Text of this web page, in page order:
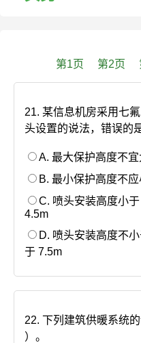
第1页 第2页
21. 某信息机房采用七
头设置的说法，错误的
A. 最大保护高度不
B. 最小保护高度不
C. 喷头安装高度小
4.5m
D. 喷头安装高度不
于 7.5m
22. 下列建筑供暖系统
）。